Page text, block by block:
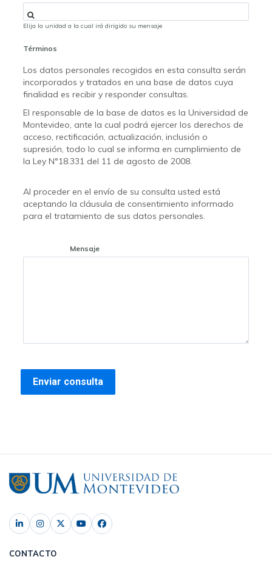
Elija la unidad a la cual irá dirigido su mensaje
Términos
Los datos personales recogidos en esta consulta serán
incorporados y tratados en una base de datos cuya
finalidad es recibir y responder consultas.
El responsable de la base de datos es la Universidad de
Montevideo, ante la cual podrá ejercer los derechos de
acceso, rectificación, actualización, inclusión o
supresión, todo lo cual se informa en cumplimiento de
la Ley N°18.331 del 11 de agosto de 2008.
Al proceder en el envío de su consulta usted está
aceptando la cláusula de consentimiento informado
para el tratamiento de sus datos personales.
Mensaje
CONTACTO